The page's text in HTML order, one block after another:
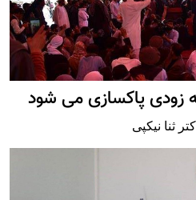
زودی پاکسازی می شود
ثنا نیکپی